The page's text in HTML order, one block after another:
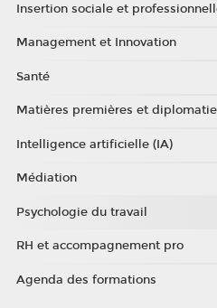
Insertion sociale et
Management et Innovation
Santé
Matières premières et diplomatie
Intelligence artificielle (IA)
Médiation
Psychologie du travail
RH et accompagnement pro
Agenda des formations